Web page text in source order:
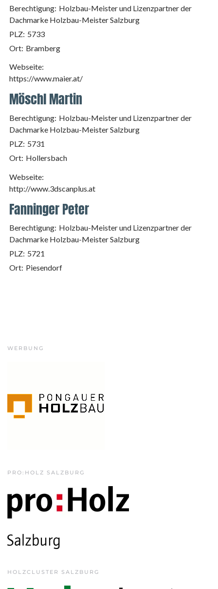
Berechtigung: Holzbau-Meister und Lizenzpartner der
Dachmarke Holzbau-Meister Salzburg
PLZ: 5733
Ort: Bramberg
Webseite:
https://www.maier.at/
Möschl Martin
Berechtigung: Holzbau-Meister und Lizenzpartner der
Dachmarke Holzbau-Meister Salzburg
PLZ: 5731
Ort: Hollersbach
Webseite:
http://www.3dscanplus.at
Fanninger Peter
Berechtigung: Holzbau-Meister und Lizenzpartner der
Dachmarke Holzbau-Meister Salzburg
PLZ: 5721
Ort: Piesendorf
WERBUNG
PRO:HOLZ SALZBURG
HOLZCLUSTER SALZBURG